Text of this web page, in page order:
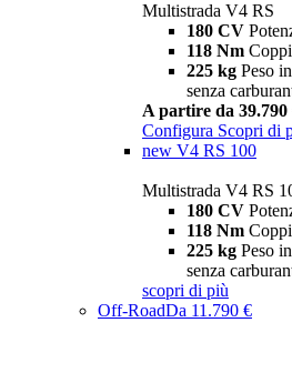
Multistrada V4 RS
180 CV
118 Nm
225 kg Peso
senza
A partire da 39.790
Configura Scopri di
new V4 RS 100
Multistrada V4 RS
180 CV
118 Nm
225 kg Peso
senza
scopri di più
Off-RoadDa 11.790 €